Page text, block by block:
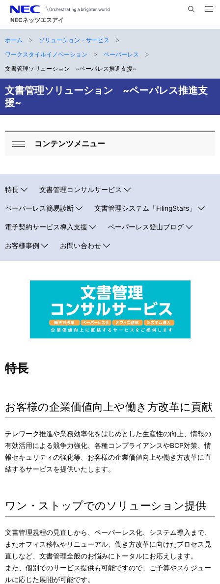
NECネッツエスアイ
メ
ナ
ビ
ゲ
ー
シ
サ
イ
ト
内
の
現
置
ホーム
ソリューション・サービス
ワークスタイルイノベーション
ペーパーレス
文書管理ソリューション ~ペーパレス推進支援~
文書管理ソリューション ~ペーパレス推進支
援~
ロ
カ
ル
ナ
ビ
コンテンツメニュー
特長 文書管理コンサルサービス
ペーパーレス簡易診断 文書管理システム「FilingStars」
電子契約サービス導入支援 ペーパーレス登山ブログ
お客様事例 お問い合わせ
特長
お客様の企業価値向上や働き方改革に貢献
テレワーク推進や業務効率化をはじめとした生産性の向上、情報の
有効活用による競争力強化、各種コンプライアンスやBCP対策、情
報セキュリティの強化等、お客様の企業価値向上や働き方改革に直
結するサービスを提供いたします。
ワン・ストップでのソリューション提供
文書管理規程の見直しから、ペーパーレス化、システム導入まで、
またオフィス移転やリニューアル、働き方改革に向けたプロセス見
直しなど、文書管理全般のお悩みにトータルにお応えします。
また、個別でのサービス提供も可能ですので、ご予算やスケジュー
ルに応じた展開が可能です。